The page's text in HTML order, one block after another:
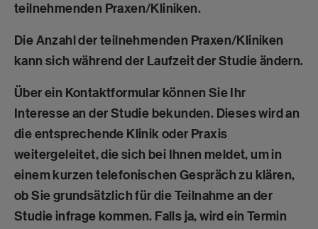
teilnehmenden Praxen/Kliniken.
Die Anzahl der teilnehmenden Praxen/Kliniken
kann sich während der Laufzeit der Studie ändern.
Über ein Kontaktformular können Sie Ihr
Interesse an der Studie bekunden. Dieses wird an
die entsprechende Klinik oder Praxis
weitergeleitet, die sich bei Ihnen meldet, um in
einem kurzen telefonischen Gespräch zu klären,
ob Sie grundsätzlich für die Teilnahme an der
Studie infrage kommen. Falls ja, wird ein Termin